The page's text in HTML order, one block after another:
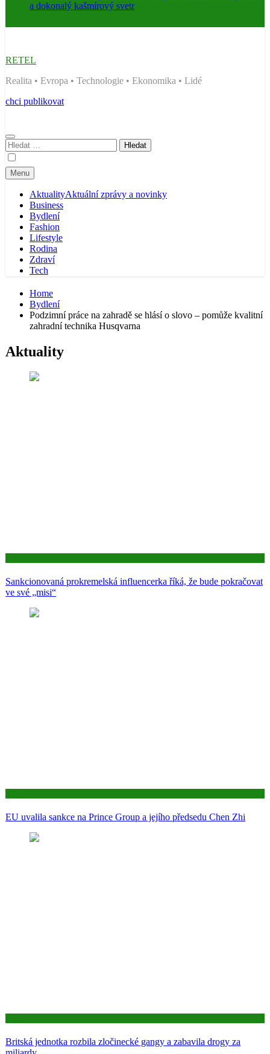
a dokonalý kašmírový svetr
RETEL
Realita • Evropa • Technologie • Ekonomika • Lidé
chci publikovat
Vyhledávání
Menu
AktualityAktuální zprávy a novinky
Business
Bydlení
Fashion
Lifestyle
Rodina
Zdraví
Tech
Home
Bydlení
Podzimní práce na zahradě se hlásí o slovo – pomůže kvalitní
zahradní technika Husqvarna
Aktuality
Sankcionovaná prokremelská influencerka říká, že bude pokračovat
ve své „misi“
EU uvalila sankce na Prince Group a jejího předsedu Chen Zhi
Britská jednotka rozbila zločinecké gangy a zabavila drogy za